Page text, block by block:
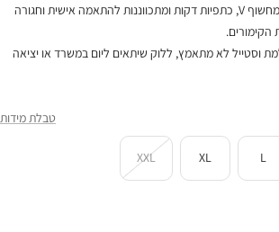
אוברול הריון מבד נעים, עם מחשוף V, כתפיות דקות ומתכווננות להתאמה אישית וחגורה
וסטייל לא מתאמץ, ללוק שיתאים ליום במשרד או יציאה
טבלת מידות
L
XL
XXL